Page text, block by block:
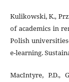
Kulikowski, K.,
of academics in
Polish
e-learning.
MacIntyre, P.D.,